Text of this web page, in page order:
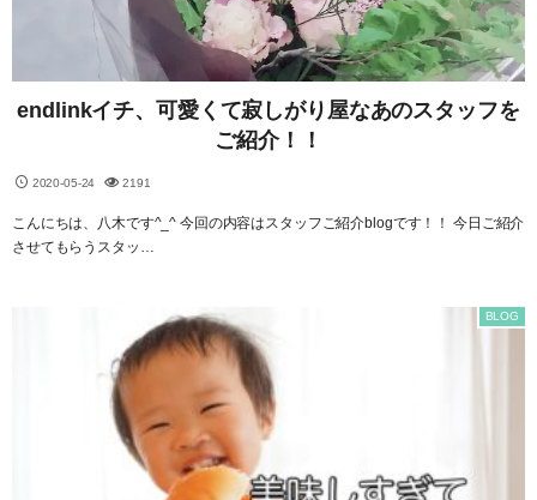
endlinkイチ、可愛くて寂しがり屋なあのスタッフを
ご紹介！！
2020-05-24 2191
こんにちは、八木です^_^ 今回の内容はスタッフご紹介blogです！！ 今日ご紹介
させてもらうスタッ…
BLOG